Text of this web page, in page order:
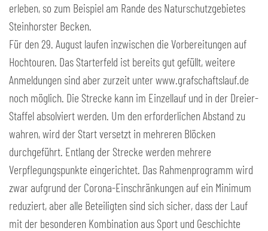
erleben, so zum Beispiel am Rande des Naturschutzgebietes
Steinhorster Becken.
Für den 29. August laufen inzwischen die Vorbereitungen auf
Hochtouren. Das Starterfeld ist bereits gut gefüllt, weitere
Anmeldungen sind aber zurzeit unter www.grafschaftslauf.de
noch möglich. Die Strecke kann im Einzellauf und in der Dreier-
Staffel absolviert werden. Um den erforderlichen Abstand zu
wahren, wird der Start versetzt in mehreren Blöcken
durchgeführt. Entlang der Strecke werden mehrere
Verpflegungspunkte eingerichtet. Das Rahmenprogramm wird
zwar aufgrund der Corona-Einschränkungen auf ein Minimum
reduziert, aber alle Beteiligten sind sich sicher, dass der Lauf
mit der besonderen Kombination aus Sport und Geschichte